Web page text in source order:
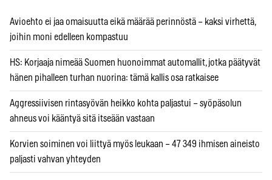
Avioehto ei jaa omaisuutta eikä määrää perinnöstä – kaksi virhettä,
joihin moni edelleen kompastuu
HS: Korjaaja nimeää Suomen huonoimmat automallit, jotka päätyvät
hänen pihalleen turhan nuorina: tämä kallis osa ratkaisee
Aggressiivisen rintasyövän heikko kohta paljastui – syöpäsolun
ahneus voi kääntyä sitä itseään vastaan
Korvien soiminen voi liittyä myös leukaan – 47 349 ihmisen aineisto
paljasti vahvan yhteyden